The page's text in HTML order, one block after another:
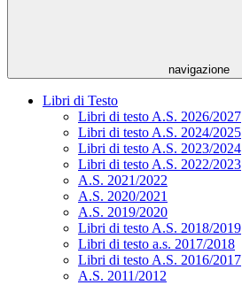
navigazione
Libri di Testo
Libri di testo A.S. 2026/2027
Libri di testo A.S. 2024/2025
Libri di testo A.S. 2023/2024
Libri di testo A.S. 2022/2023
A.S. 2021/2022
A.S. 2020/2021
A.S. 2019/2020
Libri di testo A.S. 2018/2019
Libri di testo a.s. 2017/2018
Libri di testo A.S. 2016/2017
A.S. 2011/2012